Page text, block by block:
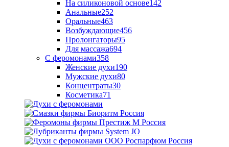
На силиконовой основе142
Анальные252
Оральные463
Возбуждающие456
Пролонгаторы95
Для массажа694
С феромонами358
Женские духи190
Мужские духи80
Концентраты30
Косметика71